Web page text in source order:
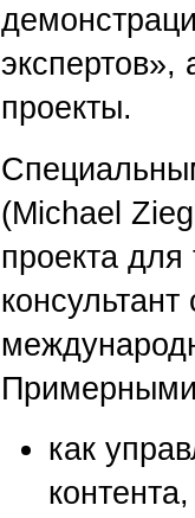
проекты.
(Michael
проекта
как